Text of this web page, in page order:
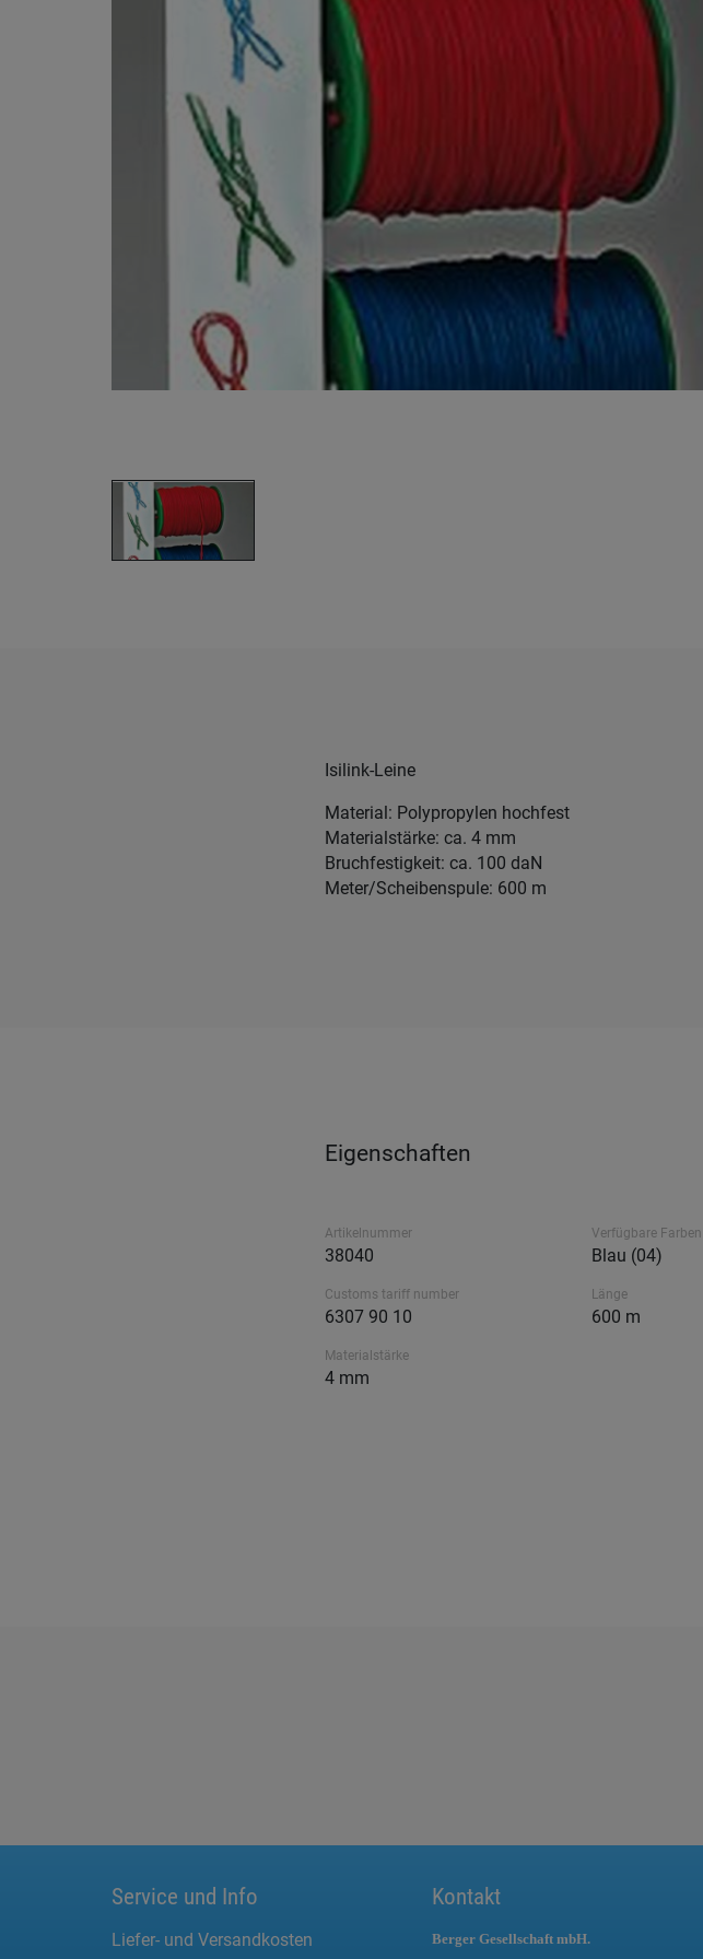
Isilink-Leine
Material: Polypropylen hochfest
Materialstärke: ca. 4 mm
Bruchfestigkeit: ca. 100 daN
Meter/Scheibenspule: 600 m
Eigenschaften
Artikelnummer
38040
Verfügbare Farben
Blau (04)
Customs tariff number
6307 90 10
Länge
600 m
Materialstärke
4 mm
Service und Info
Liefer- und Versandkosten
Kontakt
Berger Gesellschaft mbH.